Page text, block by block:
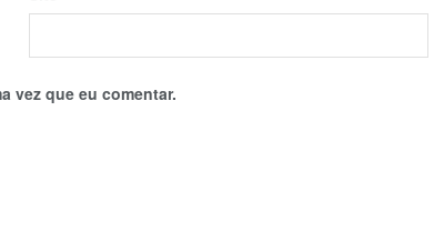
vez que eu comentar.